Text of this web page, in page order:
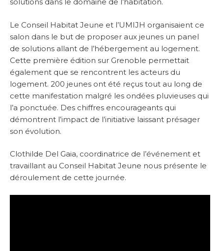
solutions dans le domaine de l’habitation.
Le Conseil Habitat Jeune et l’UMIJH organisaient ce
salon dans le but de proposer aux jeunes un panel
de solutions allant de l’hébergement au logement.
Cette première édition sur Grenoble permettait
également que se rencontrent les acteurs du
logement. 200 jeunes ont été reçus tout au long de
cette manifestation malgré les ondées pluvieuses qui
l’a ponctuée. Des chiffres encourageants qui
démontrent l’impact de l’initiative laissant présager
son évolution.
Clothilde Del Gaia, coordinatrice de l’événement et
travaillant au Conseil Habitat Jeune nous présente le
déroulement de cette journée.